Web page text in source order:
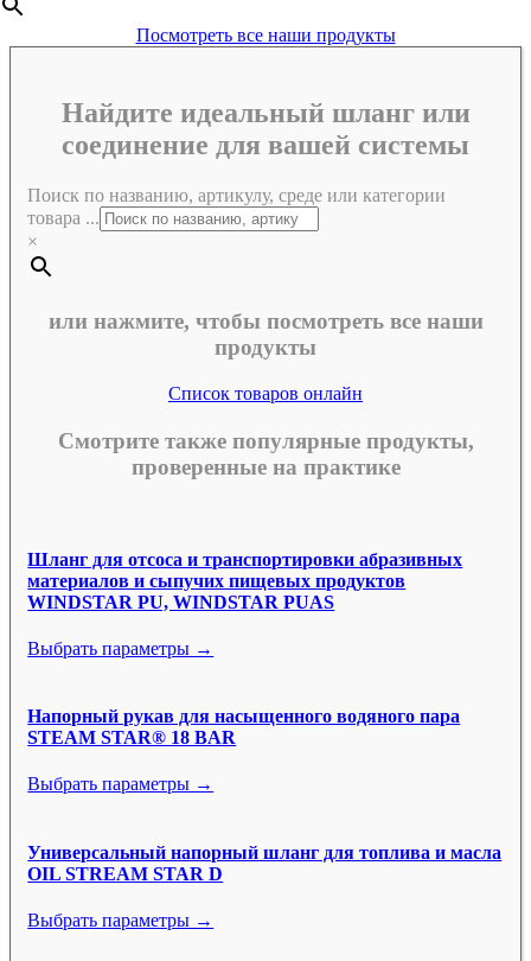
Посмотреть все наши продукты
Найдите идеальный шланг или
соединение для вашей системы
Поиск по названию, артикулу, среде или категории
товара ...
×
или нажмите, чтобы посмотреть все наши
продукты
Список товаров онлайн
Смотрите также популярные продукты,
проверенные на практике
Шланг для отсоса и транспортировки абразивных
материалов и сыпучих пищевых продуктов
WINDSTAR PU, WINDSTAR PUAS
Выбрать параметры →
Напорный рукав для насыщенного водяного пара
STEAM STAR® 18 BAR
Выбрать параметры →
Универсальный напорный шланг для топлива и масла
OIL STREAM STAR D
Выбрать параметры →